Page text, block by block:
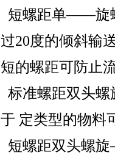
短螺距单——旋
过20度的倾斜输
短的螺距可防止
标准螺距双头
于 定类型的物料
短螺距双头螺